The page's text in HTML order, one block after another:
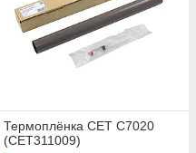
Термоплёнка CET C7020
(CET311009)